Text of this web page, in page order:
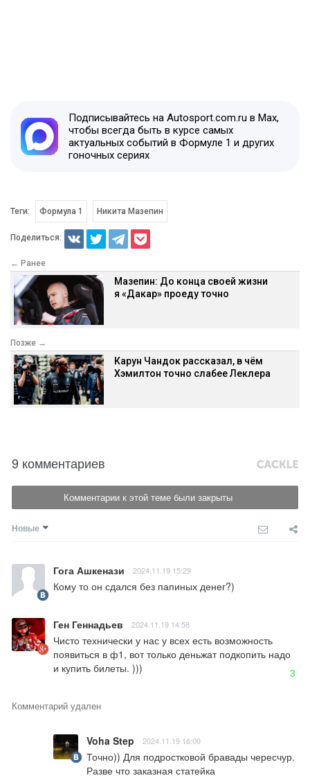
Подписывайтесь на Autosport.com.ru в Max,
чтобы всегда быть в курсе самых
актуальных событий в Формуле 1 и других
гоночных сериях
Теги: Формула 1 Никита Мазепин
Поделиться:
← Ранее
Мазепин: До конца своей жизни
я «Дакар» проеду точно
Позже →
Карун Чандок рассказал, в чём
Хэмилтон точно слабее Леклера
9 комментариев
Комментарии к этой теме были закрыты
Новые
Гога Ашкенази 2024.11.19 15:29
Кому то он сдался без папиных денег?)
Ген Геннадьев 2024.11.19 14:58
Чисто технически у нас у всех есть возможность
появиться в ф1, вот только деньжат подкопить надо
и купить билеты. )))
3
Комментарий удален
Voha Step 2024.11.19 16:00
Точно)) Для подростковой бравады чересчур.
Разве что заказная статейка